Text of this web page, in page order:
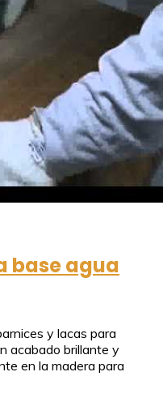
base agua
y lacas para
acabado brillante y
en la madera para